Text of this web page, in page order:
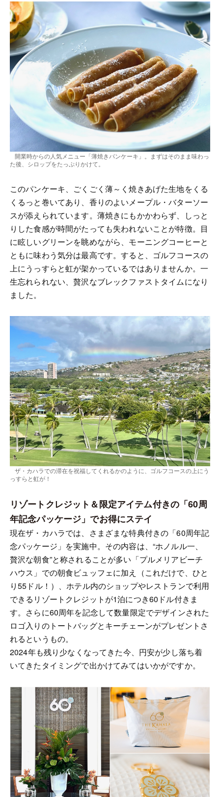
開業時からの人気メニュー「薄焼きパンケーキ」。まずはそのまま味わっ
た後、シロップをたっぷりかけて。
このパンケーキ、ごくごく薄～く焼きあげた生地をくる
くるっと巻いてあり、香りのよいメープル・バターソー
スが添えられています。薄焼きにもかかわらず、しっと
りした食感が時間がたっても失われないことが特徴。目
に眩しいグリーンを眺めながら、モーニングコーヒーと
ともに味わう気分は最高です。すると、ゴルフコースの
上にうっすらと虹が架かっているではありませんか。一
生忘れられない、贅沢なブレックファストタイムになり
ました。
ザ・カハラでの滞在を祝福してくれるかのように、ゴルフコースの上にう
っすらと虹が！
リゾートクレジット＆限定アイテム付きの「60周
年記念パッケージ」でお得にステイ
現在ザ・カハラでは、さまざまな特典付きの「60周年記
念パッケージ」を実施中。その内容は、“ホノルル一、
贅沢な朝食”と称されることが多い「プルメリアビーチ
ハウス」での朝食ビュッフェに加え（これだけで、ひと
り55ドル！）、ホテル内のショップやレストランで利用
できるリゾートクレジットが1泊につき60ドル付きま
す。さらに60周年を記念して数量限定でデザインされた
ロゴ入りのトートバッグとキーチェーンがプレゼントさ
れるというもの。
2024年も残り少なくなってきた今、円安が少し落ち着
いてきたタイミングで出かけてみてはいかがですか。